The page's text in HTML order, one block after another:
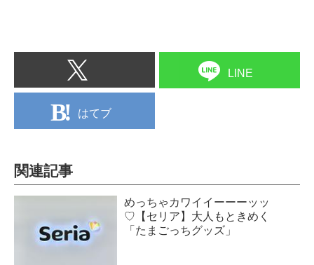
LINE
はてブ
関連記事
めっちゃカワイイーーーッッ
♡【セリア】大人もときめく
「たまごっちグッズ」